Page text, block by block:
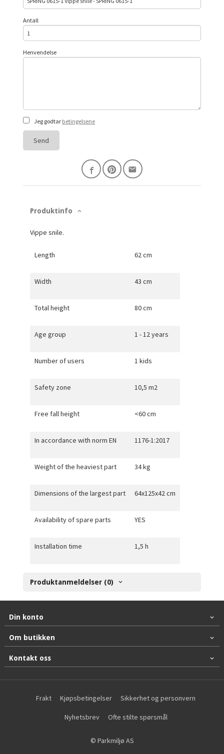
Antall
Henvendelse
Jeg godtar betingelsene
Send
Produktinfo
Vippe snile.
Length 62 cm
Width 43 cm
Total height 80 cm
Age group 1 - 12 years
Number of users 1 kids
Safety zone 10,5 m2
Free fall height <60 cm
In accordance with norm EN 1176-1:2017
Weight of the heaviest part 34 kg
Dimensions of the largest part 64x125x42 cm
Availability of spare parts YES
Installation time 1,5 h
Produktanmeldelser (0)
Din konto
Om butikken
Kontakt oss
Frakt Kjøpsbetingelser Sikkerhet og personvern
Nyhetsbrev Ofte stilte spørsmål
© Parkmiljø AS